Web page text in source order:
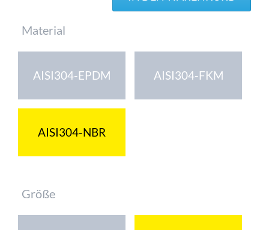
Pflichtfeld
Material
AISI304-EPDM AISI304-FKM
AISI304-NBR
Pflichtfeld
Größe